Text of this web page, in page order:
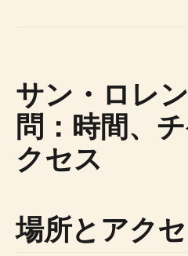
サン・ロレ
問：時間、
クセス
場所とアク